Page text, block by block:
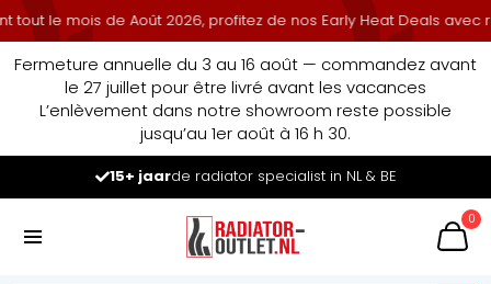
le mois de Août 2026, profitez de nos Early Heat Deals avec
Fermeture annuelle du 3 au 16 août — commandez avant
le 27 juillet pour être livré avant les vacances
L’enlèvement dans notre showroom reste possible
jusqu’au 1er août à 16 h 30.
Leader du marchédes radiateurs au Benelux
0